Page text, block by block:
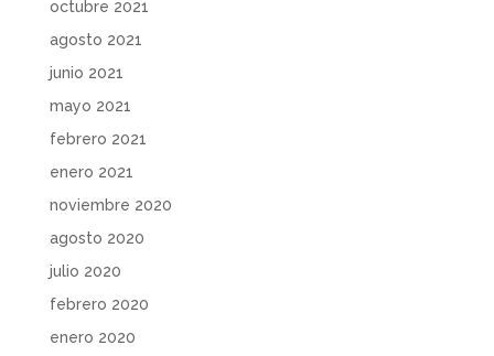
octubre 2021
agosto 2021
junio 2021
mayo 2021
febrero 2021
enero 2021
noviembre 2020
agosto 2020
julio 2020
febrero 2020
enero 2020